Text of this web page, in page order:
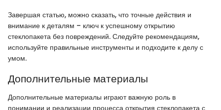
Завершая статью, можно сказать, что точные действия и
внимание к деталям – ключ к успешному открытию
стеклопакета без повреждений. Следуйте рекомендациям,
используйте правильные инструменты и подходите к делу с
умом.
Дополнительные материалы
Дополнительные материалы играют важную роль в